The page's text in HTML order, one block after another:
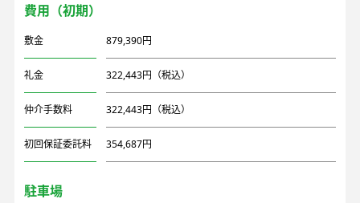
費用（初期）
敷金 879,390円
礼金 322,443円（税込）
仲介手数料 322,443円（税込）
初回保証委託料 354,687円
駐車場